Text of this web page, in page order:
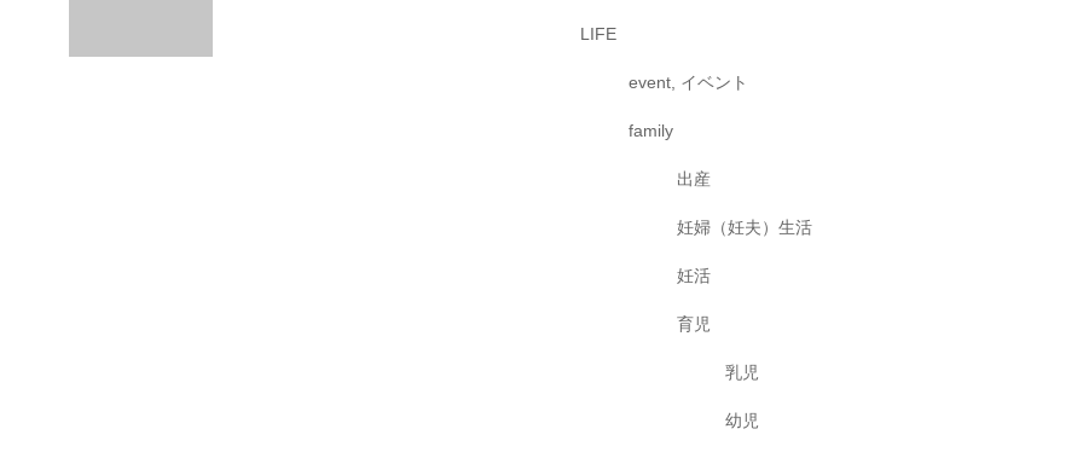
LIFE
event, イベント
family
出産
妊婦（妊夫）生活
妊活
育児
乳児
幼児